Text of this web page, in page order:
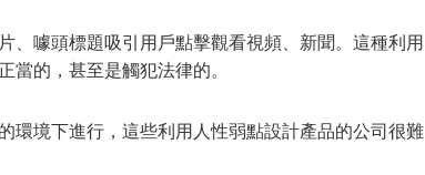
、噱頭標題吸引用戶點擊觀看視頻、新聞。這種利用
當的，甚至是觸犯法律的。
環境下進行，這些利用人性弱點設計產品的公司很難